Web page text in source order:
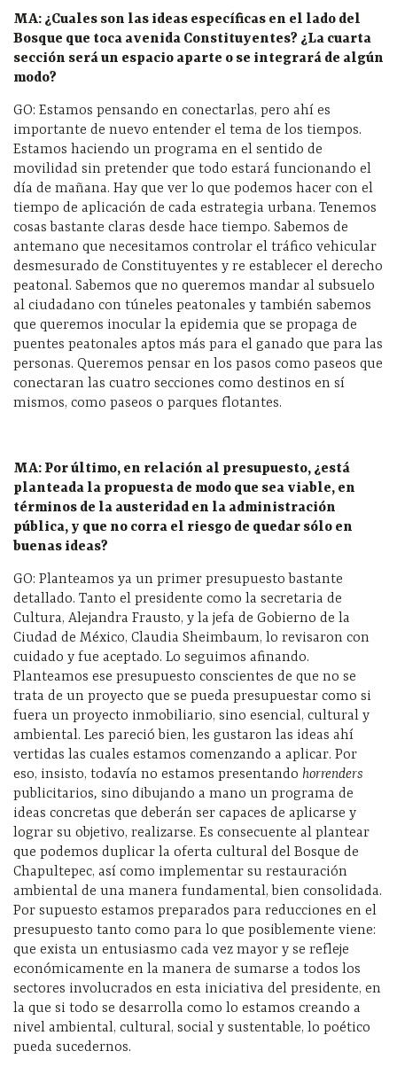
MA: ¿Cuales son las ideas específicas en el lado del
Bosque que toca avenida Constituyentes? ¿La cuarta
sección será un espacio aparte o se integrará de algún
modo?
GO: Estamos pensando en conectarlas, pero ahí es
importante de nuevo entender el tema de los tiempos.
Estamos haciendo un programa en el sentido de
movilidad sin pretender que todo estará funcionando el
día de mañana. Hay que ver lo que podemos hacer con el
tiempo de aplicación de cada estrategia urbana. Tenemos
cosas bastante claras desde hace tiempo. Sabemos de
antemano que necesitamos controlar el tráfico vehicular
desmesurado de Constituyentes y re establecer el derecho
peatonal. Sabemos que no queremos mandar al subsuelo
al ciudadano con túneles peatonales y también sabemos
que queremos inocular la epidemia que se propaga de
puentes peatonales aptos más para el ganado que para las
personas. Queremos pensar en los pasos como paseos que
conectaran las cuatro secciones como destinos en sí
mismos, como paseos o parques flotantes.
MA: Por último, en relación al presupuesto, ¿está
planteada la propuesta de modo que sea viable, en
términos de la austeridad en la administración
pública, y que no corra el riesgo de quedar sólo en
buenas ideas?
GO: Planteamos ya un primer presupuesto bastante
detallado. Tanto el presidente como la secretaria de
Cultura, Alejandra Frausto, y la jefa de Gobierno de la
Ciudad de México, Claudia Sheimbaum, lo revisaron con
cuidado y fue aceptado. Lo seguimos afinando.
Planteamos ese presupuesto conscientes de que no se
trata de un proyecto que se pueda presupuestar como si
fuera un proyecto inmobiliario, sino esencial, cultural y
ambiental. Les pareció bien, les gustaron las ideas ahí
vertidas las cuales estamos comenzando a aplicar. Por
eso, insisto, todavía no estamos presentando horrenders
publicitarios, sino dibujando a mano un programa de
ideas concretas que deberán ser capaces de aplicarse y
lograr su objetivo, realizarse. Es consecuente al plantear
que podemos duplicar la oferta cultural del Bosque de
Chapultepec, así como implementar su restauración
ambiental de una manera fundamental, bien consolidada.
Por supuesto estamos preparados para reducciones en el
presupuesto tanto como para lo que posiblemente viene:
que exista un entusiasmo cada vez mayor y se refleje
económicamente en la manera de sumarse a todos los
sectores involucrados en esta iniciativa del presidente, en
la que si todo se desarrolla como lo estamos creando a
nivel ambiental, cultural, social y sustentable, lo poético
pueda sucedernos.